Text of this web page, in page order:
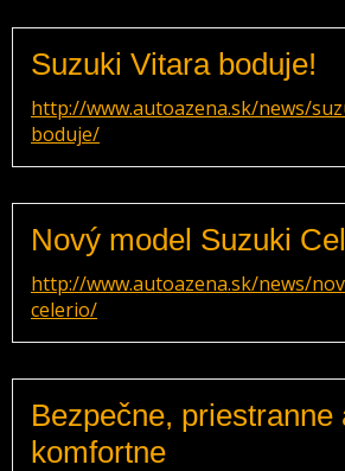
Suzuki Vitara boduje!
http://www.autoazena.sk/news/
boduje/
Nový model Suzuki
http://www.autoazena.sk/news/
celerio/
Bezpečne, priestranne
komfortne